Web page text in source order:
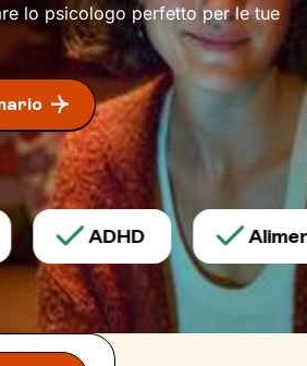
lo psicologo perfetto per le tue
ADHD